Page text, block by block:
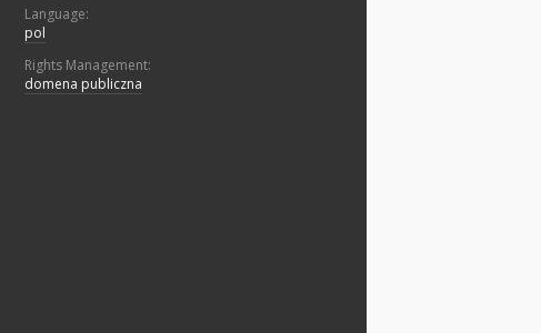
Language:
pol
Rights Management:
domena publiczna